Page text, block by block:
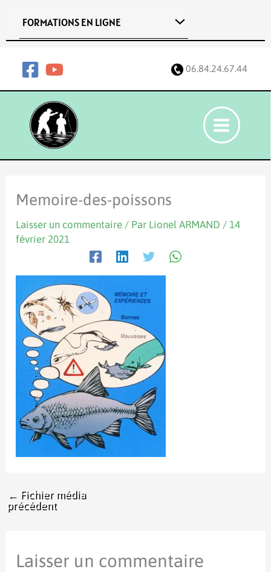
FORMATIONS EN LIGNE
06.84.24.67.44
Memoire-des-poissons
Laisser un commentaire / Par Lionel ARMAND /14
février 2021
← Fichier média
précédent
Laisser un commentaire